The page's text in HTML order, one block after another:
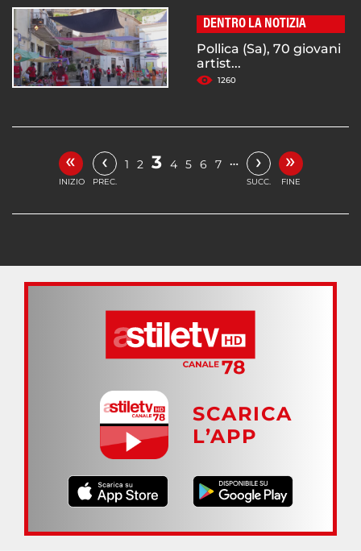
DENTRO LA NOTIZIA
Pollica (Sa), 70 giovani
artist...
1260
«
INIZIO
‹
PREC.
1 2 3 4 5 6 7 … ›
SUCC.
»
FINE
SCARICA
L’APP